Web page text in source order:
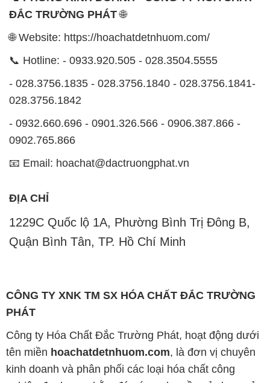
ĐẮC TRƯỜNG PHÁT🌐
🌐 Website: https://hoachatdetnhuom.com/
📞 Hotline: - 0933.920.505 - 028.3504.5555
- 028.3756.1835 - 028.3756.1840 - 028.3756.1841-
028.3756.1842
- 0932.660.696 - 0901.326.566 - 0906.387.866 -
0902.765.866
📧 Email: hoachat@dactruongphat.vn
ĐỊA CHỈ
1229C Quốc lộ 1A, Phường Bình Trị Đông B,
Quận Bình Tân, TP. Hồ Chí Minh
CÔNG TY XNK TM SX HÓA CHẤT ĐẮC TRƯỜNG
PHÁT
Công ty Hóa Chất Đắc Trường Phát, hoạt động dưới
tên miền hoachatdetnhuom.com, là đơn vị chuyên
kinh doanh và phân phối các loại hóa chất công